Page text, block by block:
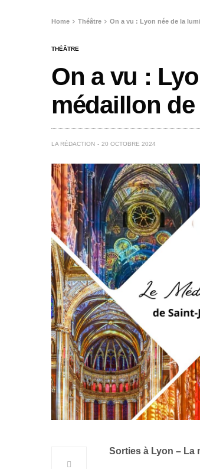
Home Théâtre On a vu : Lyon née de la
THÉÂTRE
On a vu :
médaillon de
LA RÉDACTION 20 OCTOBRE 2024
Sorties à Lyon – La